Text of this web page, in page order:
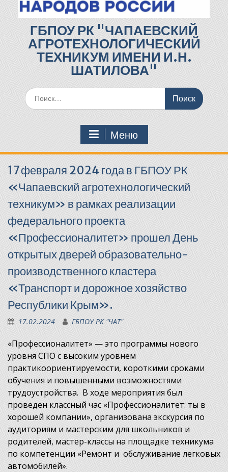
ГБПОУ РК "ЧАПАЕВСКИЙ
АГРОТЕХНОЛОГИЧЕСКИЙ
ТЕХНИКУМ ИМЕНИ И.Н.
ШАТИЛОВА"
Поиск
по:
Меню
17 февраля 2024 года в ГБПОУ РК
«Чапаевский агротехнологический
техникум» в рамках реализации
федерального проекта
«Профессионалитет» прошел День
открытых дверей образовательно-
производственного кластера
«Транспорт и дорожное хозяйство
Республики Крым».
17.02.2024 ГБПОУ РК "ЧАТ"
«Профессионалитет» — это программы нового
уровня СПО с высоким уровнем
практикоориентируемости, короткими сроками
обучения и повышенными возможностями
трудоустройства. В ходе мероприятия был
проведен классный час «Профессионалитет: ты в
хорошей компании», организована экскурсия по
аудиториям и мастерским для школьников и
родителей, мастер-классы на площадке техникума
по компетенции «Ремонт и обслуживание легковых
автомобилей».